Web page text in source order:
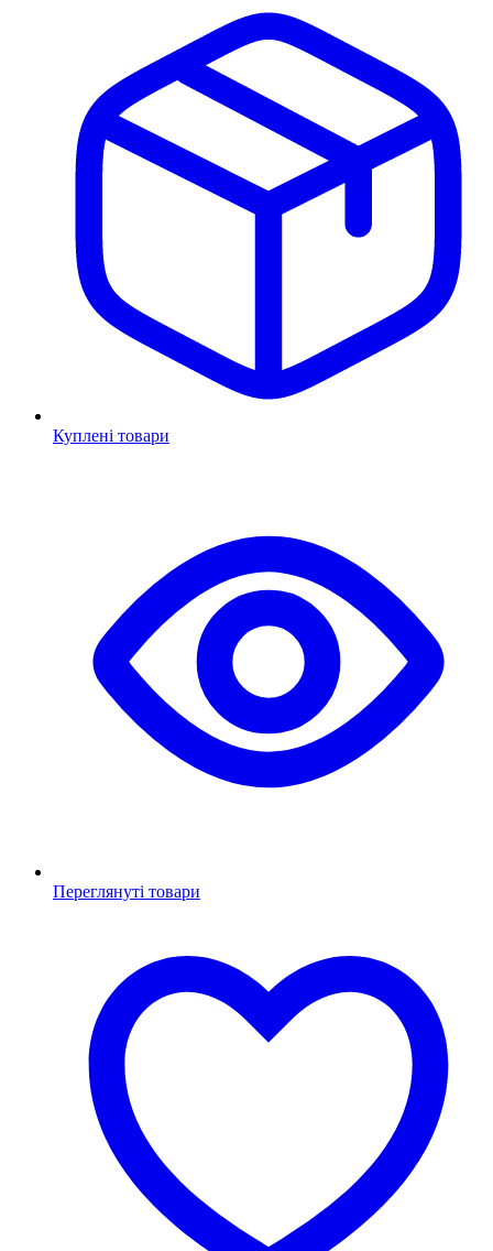
Куплені товари
Переглянуті товари